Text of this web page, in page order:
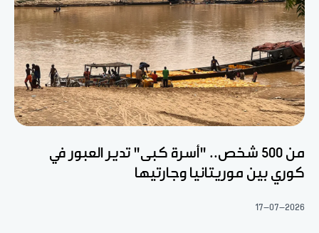
من 500 شخص.. "أسرة كبى" تدير العبور في
كوري بين موريتانيا وجارتيها
17-07-2026